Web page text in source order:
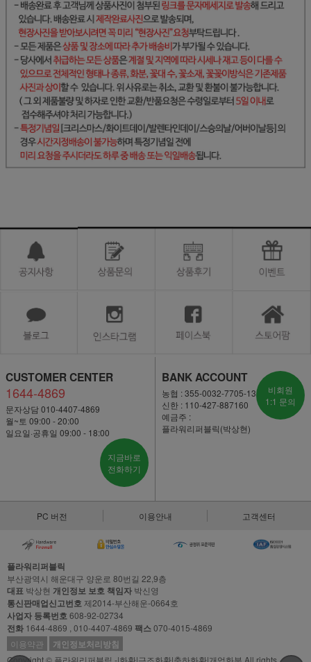
CUSTOMER CENTER
1644-4869
문자상담 010-4407-4869
월~토 09:00 - 20:00
일요일·공휴일 09:00 - 18:00
지금바로
전화하기
BANK ACCOUNT
농협 : 355-0032-7705-13
신한 : 110-427-887160
예금주 :
플라워리퍼블릭(박상현)
비회원
1:1 문의
PC 버전 이용안내 고객센터
플라워리퍼블릭
부산광역시 해운대구 양운로 80번길 22,9층
대표 박상현 개인정보 보호 책임자 박신영
통신판매업신고번호제2014-부산해운-0664호
사업자 등록번호608-92-02734
전화 1644-4869 , 010-4407-4869 팩스070-4015-4869
이용약관
개인정보처리방침